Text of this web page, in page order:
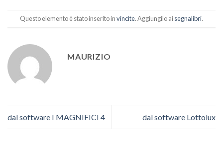
Questo elemento è stato inserito invincite. Aggiungilo aisegnalibri.
MAURIZIO
dal software I MAGNIFICI 4 dal software Lottolux